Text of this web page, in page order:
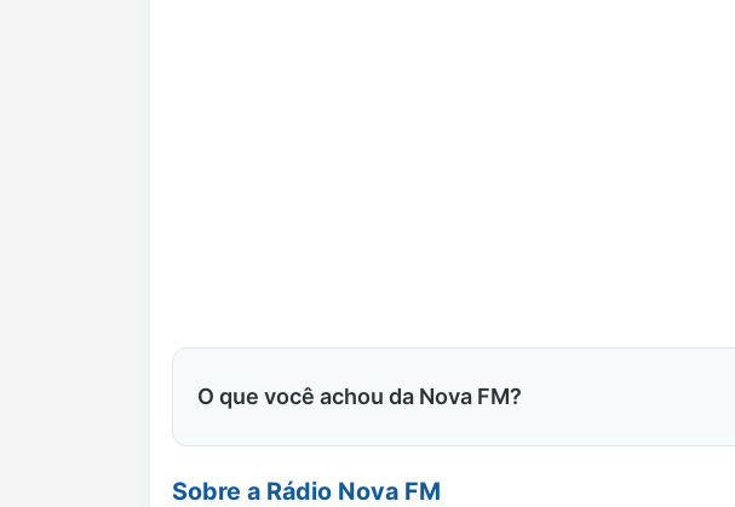
O que você achou da Nova FM?
Sobre a Rádio Nova FM